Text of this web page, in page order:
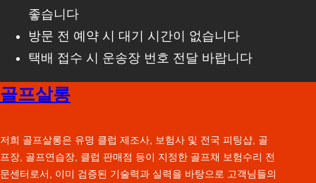
좋습니다
방문 전 예약 시 대기 시간이 없습니다
택배 접수 시 운송장 번호 전달 바랍니다
골프살롱
저희 골프살롱은 유명 클럽 제조사, 보험사 및 전국 피팅샵, 골
프장, 골프연습장, 클럽 판매점 등이 지정한 골프채 보험수리 전
문센터로서, 이미 검증된 기술력과 실력을 바탕으로 고객님들의